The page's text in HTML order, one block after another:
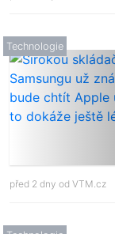
Technologie
před 2 dny od VTM.cz